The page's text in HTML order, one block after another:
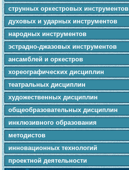
cтpунныx оркестровых инструментов
духовых и ударных инструментов
народных инструментов
эстрадно-джазовых инструментов
ансамблей и оркестров
хореографических дисциплин
театральных дисциплин
художественных дисциплин
общеобразовательных дисциплин
инклюзивного образования
методистов
инновационных технологий
проектной деятельности